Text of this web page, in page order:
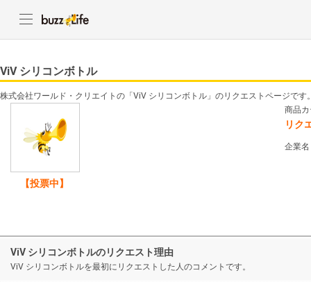
ViV シリコンボトル
株式会社ワールド・クリエイトの「ViV シリコンボトル」のリクエストページです
【投票中】
商品
リク
企業
ViV シリコンボトルのリクエスト理由
ViV シリコンボトルを最初にリクエストした人のコメントです。